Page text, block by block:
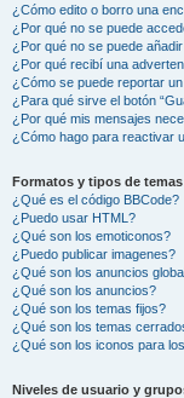
¿Cómo edito o borro una
¿Por qué no se puede
¿Por qué no se puede
¿Por qué recibí una
¿Cómo se puede reportar
¿Para qué sirve el botón
¿Por qué mis mensajes
¿Cómo hago para reactivar
Formatos y tipos de temas
¿Qué es el código BBCode?
¿Puedo usar HTML?
¿Qué son los emoticonos?
¿Puedo publicar imagenes?
¿Qué son los anuncios
¿Qué son los anuncios?
¿Qué son los temas fijos?
¿Qué son los temas
¿Qué son los iconos para
Niveles de usuario y